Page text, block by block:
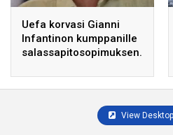
Uefa korvasi Gianni
Infantinon kumppanille
salassapitosopimuksen.
View